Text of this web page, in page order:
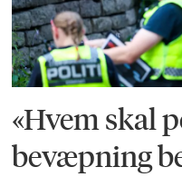
«Hvem skal
bevæpning